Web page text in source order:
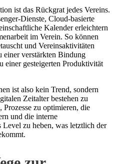
ist das Rückgrat jedes Vereins.
Dienste, Cloud-basierte
Kalender erleichtern
im Verein. So können
und Vereinsaktivitäten
einer verstärkten Bindung
einer gesteigerten Produktivität
ist also kein Trend, sondern
Zeitalter bestehen zu
Prozesse zu optimieren, die
und die interne
zu heben, was letztlich der